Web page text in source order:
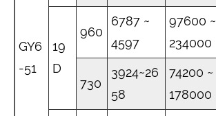
GY6
-51
19
D
960
6787 ~
4597
97600 ~
234000
730
3924~26
58
74200 ~
178000